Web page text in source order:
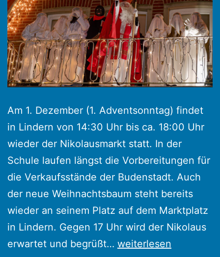
Am 1. Dezember (1. Adventsonntag) findet
in Lindern von 14:30 Uhr bis ca. 18:00 Uhr
wieder der Nikolausmarkt statt. In der
Schule laufen längst die Vorbereitungen für
die Verkaufsstände der Budenstadt. Auch
der neue Weihnachtsbaum steht bereits
wieder an seinem Platz auf dem Marktplatz
in Lindern. Gegen 17 Uhr wird der Nikolaus
erwartet und begrüßt… Nikolausmarkt
weiterlesen